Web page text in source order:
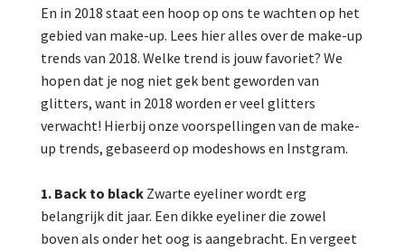
En in 2018 staat een hoop op ons te wachten op het
gebied van make-up. Lees hier alles over de make-up
trends van 2018. Welke trend is jouw favoriet? We
hopen dat je nog niet gek bent geworden van
glitters, want in 2018 worden er veel glitters
verwacht! Hierbij onze voorspellingen van de make-
up trends, gebaseerd op modeshows en Instgram.
1. Back to blackZwarte eyeliner wordt erg
belangrijk dit jaar. Een dikke eyeliner die zowel
boven als onder het oog is aangebracht. En vergeet